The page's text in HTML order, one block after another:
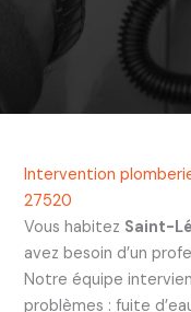
Intervention
27520
Vous habitez Saint-
avez besoin d’un
Notre équipe
problèmes : fuite